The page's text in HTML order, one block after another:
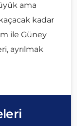
ama
kadar
ile Güney
ayrılmak